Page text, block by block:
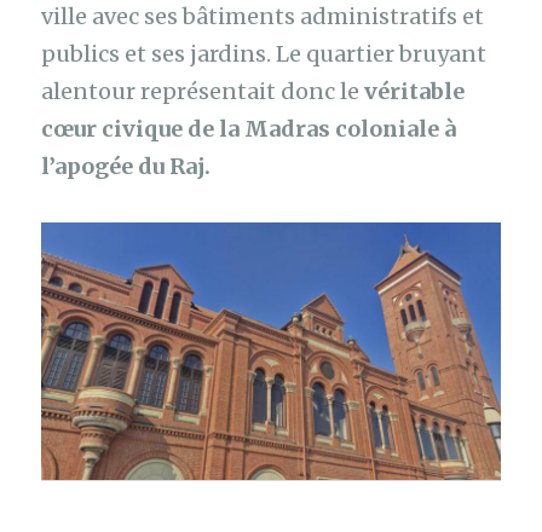
ville avec ses bâtiments administratifs et
publics et ses jardins. Le quartier bruyant
alentour représentait donc levéritable
cœur civique de la Madras coloniale à
l’apogée du Raj.